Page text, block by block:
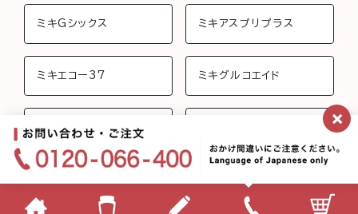
ミキGシックス ミキアスプリプラス
ミキエコー37 ミキグルコエイド
ミキさんちのおしゃべり ×